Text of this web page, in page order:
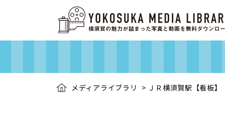
メディアライブラリ > ＪＲ横須賀駅【看板】